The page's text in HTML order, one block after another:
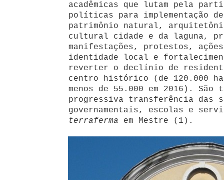
acadêmicas que lutam pela
políticas para implementação
patrimônio natural,
cultural cidade e da laguna,
manifestações, protestos,
identidade local e
reverter o declínio de
centro histórico (de 120.000
menos de 55.000 em 2016). São
progressiva transferência das
governamentais, escolas e
terraferma em Mestre (1).